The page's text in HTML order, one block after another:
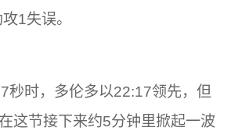
1失误。
秒时，多伦多以22:17领先，但
这节接下来约5分钟里掀起一波